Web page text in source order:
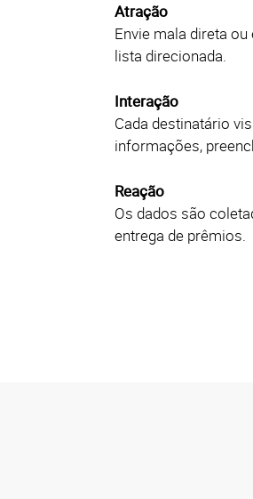
Atração
Envie mala direta
lista direcionada.
Interação
Cada destinatário
informações,
Reação
Os dados são
entrega de prêmios.